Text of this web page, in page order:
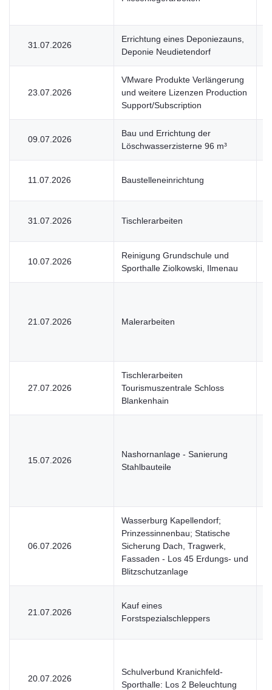
31.07.2026
Errichtung eines Deponiezauns,
Deponie Neudietendorf
23.07.2026
VMware Produkte Verlängerung
und weitere Lizenzen Production
Support/Subscription
09.07.2026
Bau und Errichtung der
Löschwasserzisterne 96 m³
11.07.2026 Baustelleneinrichtung
31.07.2026 Tischlerarbeiten
10.07.2026
Reinigung Grundschule und
Sporthalle Ziolkowski, Ilmenau
21.07.2026 Malerarbeiten
27.07.2026
Tischlerarbeiten
Tourismuszentrale Schloss
Blankenhain
15.07.2026
Nashornanlage - Sanierung
Stahlbauteile
06.07.2026
Wasserburg Kapellendorf;
Prinzessinnenbau; Statische
Sicherung Dach, Tragwerk,
Fassaden - Los 45 Erdungs- und
Blitzschutzanlage
21.07.2026
Kauf eines
Forstspezialschleppers
20.07.2026
Schulverbund Kranichfeld-
Sporthalle: Los 2 Beleuchtung